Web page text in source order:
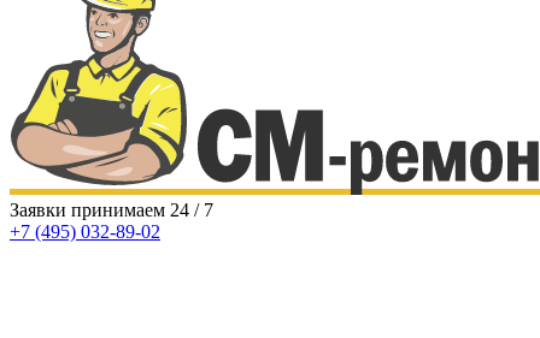
Заявки принимаем 24 / 7
+7 (495) 032-89-02